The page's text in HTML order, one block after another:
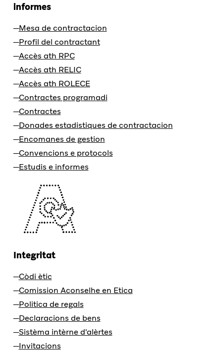
informes
Mesa de contractacion
Profil del contractant
Accès ath RPC
Accès ath RELIC
Accès ath ROLECE
Contractes programadi
Contractes
Donades estadistiques de contractacion
Encomanes de gestion
Convencions e protocols
Estudis e informes
Integritat
Còdi ètic
Comission Aconselhe en Etica
Politica de regals
Declaracions de bens
Sistèma intèrne d'alèrtes
Invitacions